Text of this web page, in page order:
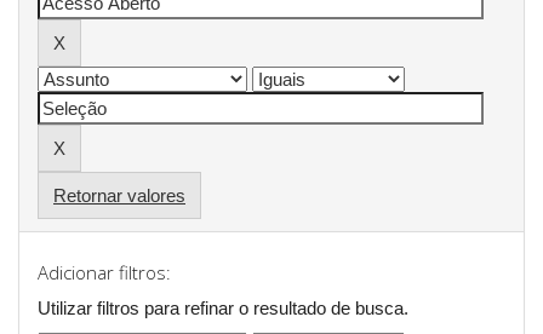
Retornar valores
Adicionar filtros:
Utilizar filtros para refinar o resultado de busca.